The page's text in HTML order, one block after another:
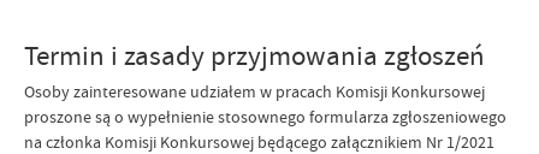
Termin i zasady przyjmowania zgłoszeń
Osoby zainteresowane udziałem w pracach Komisji Konkursowej
proszone są o wypełnienie stosownego formularza zgłoszeniowego
na członka Komisji Konkursowej będącego załącznikiem Nr 1/2021